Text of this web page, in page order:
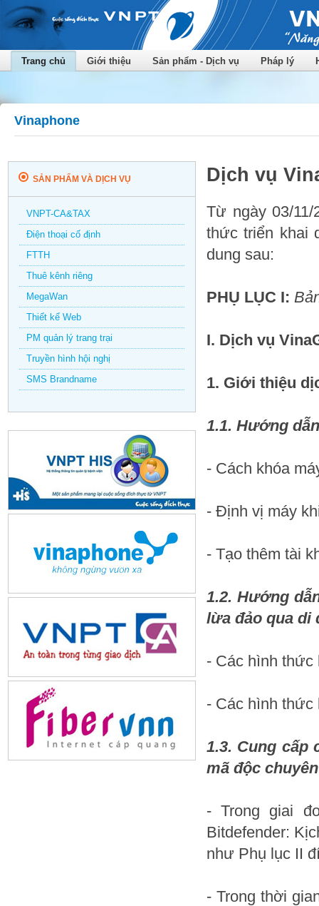
Trang chủ Giới thiệu Sản phẩm - Dịch vụ Pháp lý
Vinaphone
SẢN PHẨM VÀ DỊCH VỤ
VNPT-CA&TAX
Điện thoại cố định
FTTH
Thuê kênh riêng
MegaWan
Thiết kế Web
PM quản lý trang trại
Truyền hình hội nghị
SMS Brandname
Dịch vụ
Từ ngày 03/
thức triển khai
dung sau:
PHỤ LỤC I:
I. Dịch vụ
1. Giới thiệu
1.1. Hướng
- Cách khóa
- Định vị máy
- Tạo thêm tài
1.2. Hướng
lừa đảo qua di
- Các hình
- Các hình thức
1.3. Cung cấp
mã độc
- Trong giai
Bitdefender:
như Phụ lục II
- Trong thời